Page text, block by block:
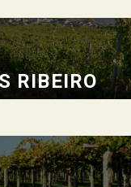
RIBEIRO